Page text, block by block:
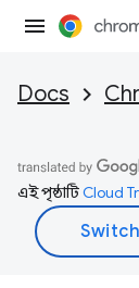
Docs
এই পৃষ্ঠাটিCloud